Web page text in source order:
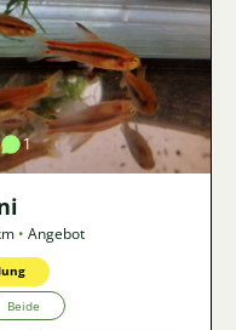
1
• Angebot
Beide